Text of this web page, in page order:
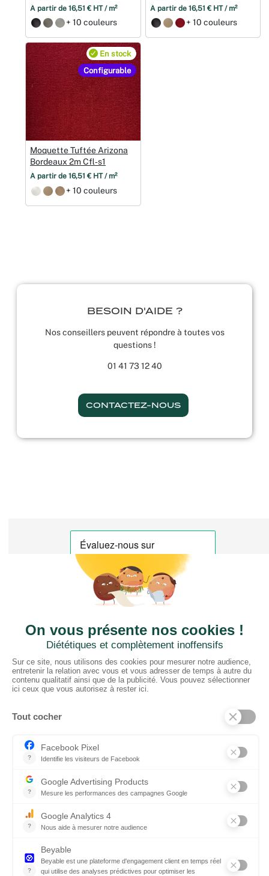
À partir de 16,51 € HT / m²
+ 10 couleurs
À partir de 16,51 € HT / m²
+ 10 couleurs
Configurable
En stock
Moquette Tuftée Arizona
Bordeaux 2m Cfl‑s1
À partir de 16,51 € HT / m²
+ 10 couleurs
BESOIN D'AIDE ?
Nos conseillers peuvent répondre à toutes vos
questions !
01 41 73 12 40
CONTACTEZ-NOUS
CTN FRANCE
2 rue du Puits Dixme 604
94310 ORLY
01 41 73 12 40
Horaires :
Retrait Dépôt : 08h30-12h00; 13h30-17h30
PRODUITS
Tissus
Tissus scénique
Plafonds
Murs
ElKarton
Accessoires
AUTRES
Entrepôt Lyon
Réalisations
SUIVEZ-NOUS !
Linkedin